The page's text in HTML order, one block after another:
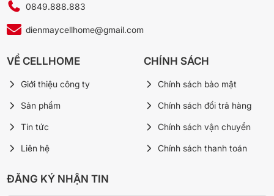
0849.888.883
dienmaycellhome@gmail.com
VỀ CELLHOME
Giới thiệu công ty
Sản phẩm
Tin tức
Liên hệ
CHÍNH SÁCH
Chính sách bảo mật
Chính sách đổi trả hàng
Chính sách vận chuyển
Chính sách thanh toán
ĐĂNG KÝ NHẬN TIN